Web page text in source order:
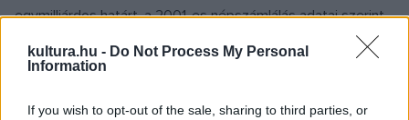
kultura.hu - Do Not Process My Personal
Information
If you wish to opt-out of the sale, sharing to third parties, or
egymilliárdos határt, a 2001-es népszámlálás adatai szerint
közel hatszázezer honfitársunk él valamilyen testi vagy
értelmi fogyatékossággal.